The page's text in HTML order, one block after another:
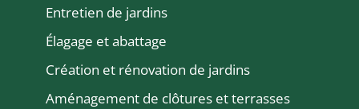
Entretien de jardins
Élagage et abattage
Création et rénovation de jardins
Aménagement de clôtures et terrasses